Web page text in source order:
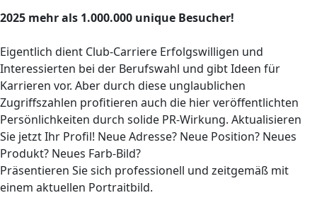
2025 mehr als 1.000.000 unique Besucher!
Eigentlich dient Club-Carriere Erfolgswilligen und
Interessierten bei der Berufswahl und gibt Ideen für
Karrieren vor. Aber durch diese unglaublichen
Zugriffszahlen profitieren auch die hier veröffentlichten
Persönlichkeiten durch solide PR-Wirkung. Aktualisieren
Sie jetzt Ihr Profil! Neue Adresse? Neue Position? Neues
Produkt? Neues Farb-Bild?
Präsentieren Sie sich professionell und zeitgemäß mit
einem aktuellen Portraitbild.